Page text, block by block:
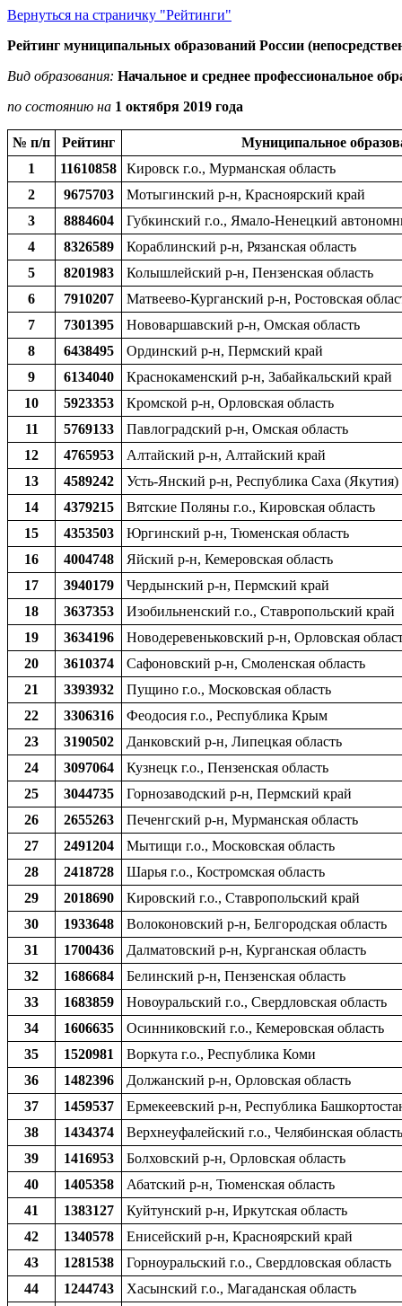
Вернуться на страничку "Рейтинги"
Рейтинг муниципальных образований России
Вид образования: Начальное и среднее профессиональное
по состоянию на 1 октября 2019 года
№ п/п Рейтинг
Муниципальное
1
11610858
Кировск г.о., Мурманская область
2
9675703
Мотыгинский р-н, Красноярский край
3
8884604
Губкинский г.о., Ямало-Ненецкий
4
8326589
Кораблинский р-н, Рязанская область
5
8201983
Колышлейский р-н, Пензенская область
6
7910207
Матвеево-Курганский р-н, Ростовская
7
7301395
Нововаршавский р-н, Омская область
8
6438495
Ординский р-н, Пермский край
9
6134040
Краснокаменский р-н, Забайкальский край
10
5923353
Кромской р-н, Орловская область
11
5769133
Павлоградский р-н, Омская область
12
4765953
Алтайский р-н, Алтайский край
13
4589242
Усть-Янский р-н, Республика Саха (Якутия)
14
4379215
Вятские Поляны г.о., Кировская область
15
4353503
Юргинский р-н, Тюменская область
16
4004748
Яйский р-н, Кемеровская область
17
3940179
Чердынский р-н, Пермский край
18
3637353
Изобильненский г.о., Ставропольский край
19
3634196
Новодеревеньковский р-н, Орловская
20
3610374
Сафоновский р-н, Смоленская область
21
3393932
Пущино г.о., Московская область
22
3306316
Феодосия г.о., Республика Крым
23
3190502
Данковский р-н, Липецкая область
24
3097064
Кузнецк г.о., Пензенская область
25
3044735
Горнозаводский р-н, Пермский край
26
2655263
Печенгский р-н, Мурманская область
27
2491204
Мытищи г.о., Московская область
28
2418728
Шарья г.о., Костромская область
29
2018690
Кировский г.о., Ставропольский край
30
1933648
Волоконовский р-н, Белгородская область
31
1700436
Далматовский р-н, Курганская область
32
1686684
Белинский р-н, Пензенская область
33
1683859
Новоуральский г.о., Свердловская область
34
1606635
Осинниковский г.о., Кемеровская область
35
1520981
Воркута г.о., Республика Коми
36
1482396
Должанский р-н, Орловская область
37
1459537
Ермекеевский р-н, Республика
38
1434374
Верхнеуфалейский г.о., Челябинская область
39
1416953
Болховский р-н, Орловская область
40
1405358
Абатский р-н, Тюменская область
41
1383127
Куйтунский р-н, Иркутская область
42
1340578
Енисейский р-н, Красноярский край
43
1281538
Горноуральский г.о., Свердловская область
44
1244743
Хасынский г.о., Магаданская область